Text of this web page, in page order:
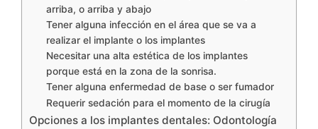
arriba, o arriba y abajo
Tener alguna infección en el área que se va a
realizar el implante o los implantes
Necesitar una alta estética de los implantes
porque está en la zona de la sonrisa.
Tener alguna enfermedad de base o ser fumador
Requerir sedación para el momento de la cirugía
Opciones a los implantes dentales: Odontología